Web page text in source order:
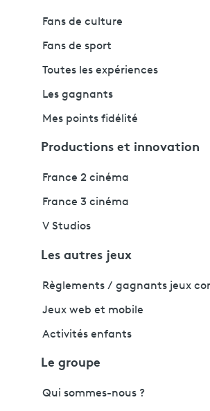
Fans de culture
Fans de sport
Toutes les expériences
Les gagnants
Mes points fidélité
Productions et innovation
France 2 cinéma
France 3 cinéma
V Studios
Les autres jeux
Règlements / gagnants jeux
Jeux web et mobile
Activités enfants
Le groupe
Qui sommes-nous ?